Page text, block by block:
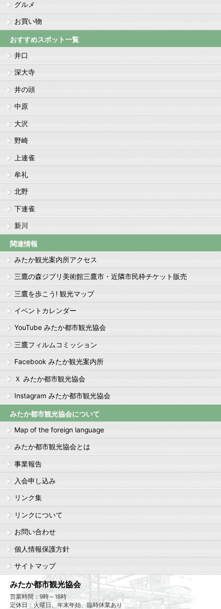
グルメ
お買い物
おすすめスポット一覧
井口
深大寺
井の頭
中原
大沢
野崎
上連雀
牟礼
北野
下連雀
新川
関連情報
みたか観光案内所アクセス
三鷹の森ジブリ美術館三鷹市・近隣市民枠チケット販売
三鷹を歩こう! 観光マップ
イベントカレンダー
YouTube みたか都市観光協会
三鷹フィルムコミッション
Facebook みたか観光案内所
Ｘ みたか都市観光協会
Instagram みたか都市観光協会
みたか都市観光協会について
Map of the foreign language
みたか都市観光協会とは
事業報告
入会申し込み
リンク集
リンクについて
お問い合わせ
個人情報保護方針
サイトマップ
みたか都市観光協会
営業時間：9時～18時
定休日：火曜日、年末年始、臨時休業あり